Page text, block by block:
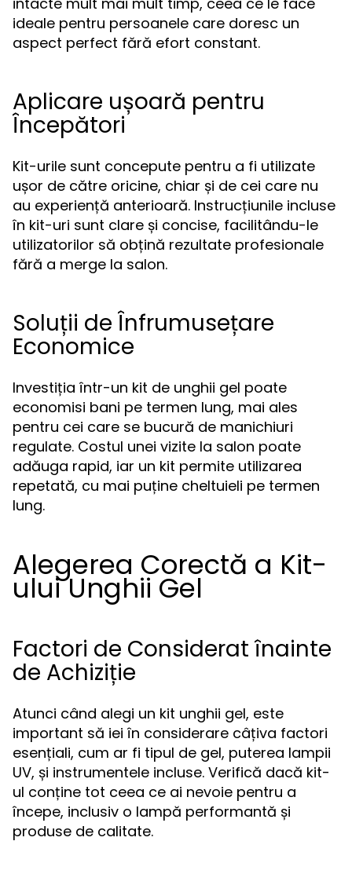
ideale pentru persoanele care doresc un
aspect perfect fără efort constant.
Aplicare ușoară pentru
Începători
Kit-urile sunt concepute pentru a fi utilizate
ușor de către oricine, chiar și de cei care nu
au experiență anterioară. Instrucțiunile incluse
în kit-uri sunt clare și concise, facilitându-le
utilizatorilor să obțină rezultate profesionale
fără a merge la salon.
Soluții de Înfrumusețare
Economice
Investiția într-un kit de unghii gel poate
economisi bani pe termen lung, mai ales
pentru cei care se bucură de manichiuri
regulate. Costul unei vizite la salon poate
adăuga rapid, iar un kit permite utilizarea
repetată, cu mai puține cheltuieli pe termen
lung.
Alegerea Corectă a Kit-
ului Unghii Gel
Factori de Considerat înainte
de Achiziție
Atunci când alegi un kit unghii gel, este
important să iei în considerare câțiva factori
esențiali, cum ar fi tipul de gel, puterea lampii
UV, și instrumentele incluse. Verifică dacă kit-
ul conține tot ceea ce ai nevoie pentru a
începe, inclusiv o lampă performantă și
produse de calitate.